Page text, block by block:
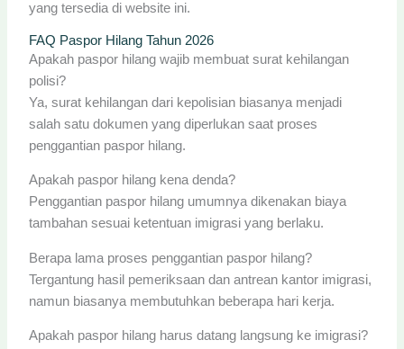
yang tersedia di website ini.
FAQ Paspor Hilang Tahun 2026
Apakah paspor hilang wajib membuat surat kehilangan
polisi?
Ya, surat kehilangan dari kepolisian biasanya menjadi
salah satu dokumen yang diperlukan saat proses
penggantian paspor hilang.
Apakah paspor hilang kena denda?
Penggantian paspor hilang umumnya dikenakan biaya
tambahan sesuai ketentuan imigrasi yang berlaku.
Berapa lama proses penggantian paspor hilang?
Tergantung hasil pemeriksaan dan antrean kantor imigrasi,
namun biasanya membutuhkan beberapa hari kerja.
Apakah paspor hilang harus datang langsung ke imigrasi?